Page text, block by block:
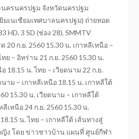
ครนครปฐม จังหวัดนครปฐม
มเนเซียมเทศบาลนครปฐม) ถ่ายทอด
HD, 3 SD (ช่อง 28), SMMTV
20 ก.ย. 2560 15.30 น. เกาหลีเหนือ –
ย – อิหร่าน 21 ก.ย. 2560 15.30 น.
18.15 น. ไทย – เวียดนาม 22 ก.ย.
นาม – เกาหลีเหนือ 18.15 น. เกาหลีใต้
15.30 น. เวียดนาม – เกาหลีใต้
ลีเหนือ 24 ก.ย. 2560 15.30 น.
น. ไทย – เกาหลีใต้ เส้นทางสู่
ง โดย ข่าวชาวบ้าน แผนที่ ศูนย์กีฬา